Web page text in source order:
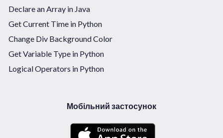
Declare an Array in Java
Get Current Time in Python
Change Div Background Color
Get Variable Type in Python
Logical Operators in Python
Мобільний застосунок